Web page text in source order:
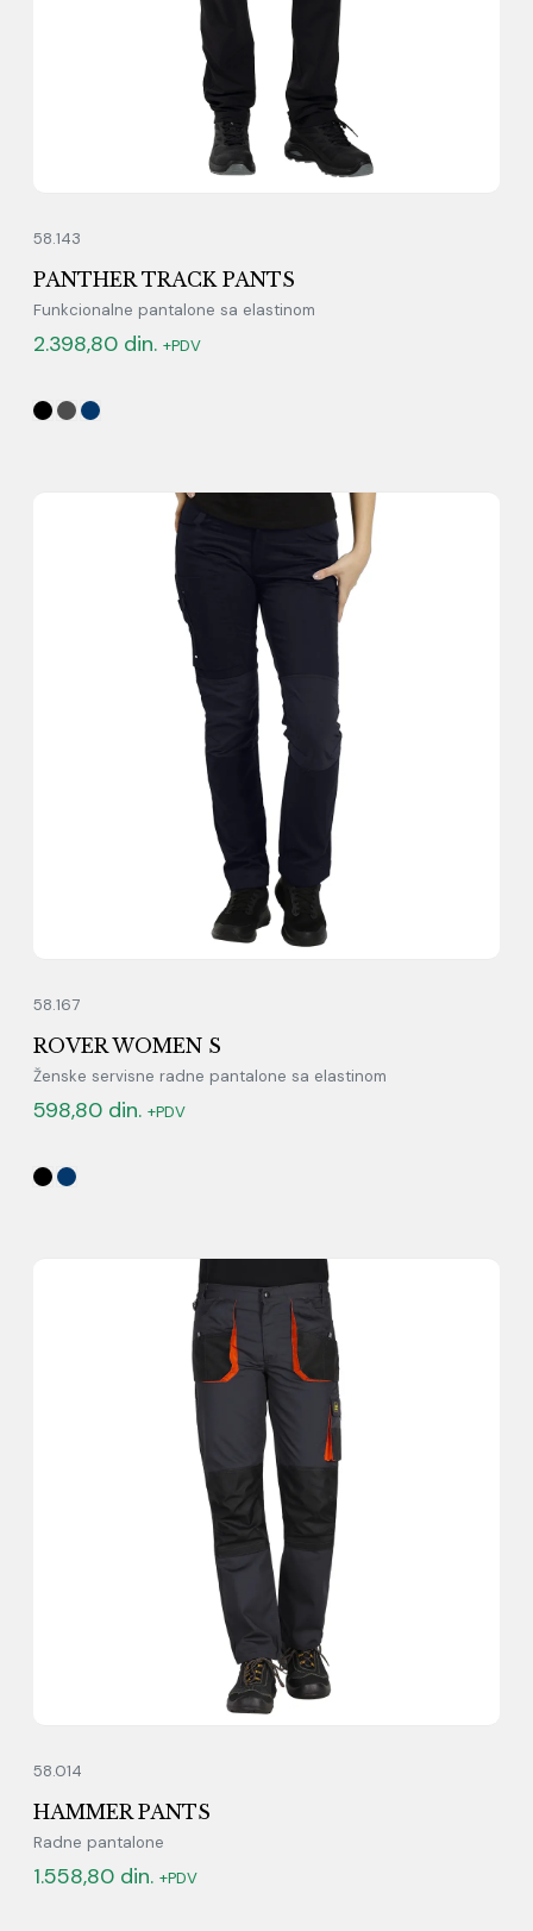
58.143
PANTHER TRACK PANTS
Funkcionalne pantalone sa elastinom
2.398,80 din. +PDV
58.167
ROVER WOMEN S
Ženske servisne radne pantalone sa elastinom
598,80 din. +PDV
58.014
HAMMER PANTS
Radne pantalone
1.558,80 din. +PDV